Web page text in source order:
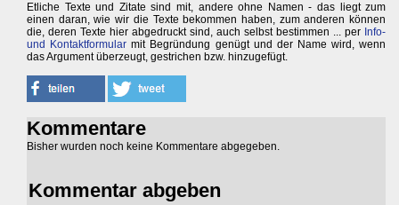
Etliche Texte und Zitate sind mit, andere ohne Namen - das liegt zum
einen daran, wie wir die Texte bekommen haben, zum anderen können
die, deren Texte hier abgedruckt sind, auch selbst bestimmen ... per Info-
und Kontaktformular mit Begründung genügt und der Name wird, wenn
das Argument überzeugt, gestrichen bzw. hinzugefügt.
Kommentare
Bisher wurden noch keine Kommentare abgegeben.
Kommentar abgeben